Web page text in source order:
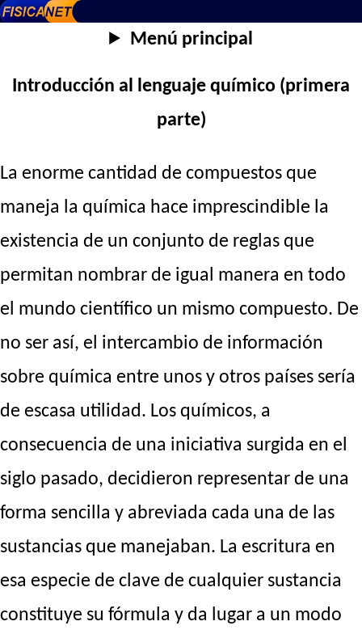
Menú principal
Introducción al lenguaje químico (primera
parte)
La enorme cantidad de compuestos que
maneja la química hace imprescindible la
existencia de un conjunto de reglas que
permitan nombrar de igual manera en todo
el mundo científico un mismo compuesto. De
no ser así, el intercambio de información
sobre química entre unos y otros países sería
de escasa utilidad. Los químicos, a
consecuencia de una iniciativa surgida en el
siglo pasado, decidieron representar de una
forma sencilla y abreviada cada una de las
sustancias que manejaban. La escritura en
esa especie de clave de cualquier sustancia
constituye su fórmula y da lugar a un modo